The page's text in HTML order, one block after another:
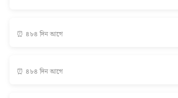
⏰ ৪৮৪ দিন আগে
⏰ ৪৮৪ দিন আগে